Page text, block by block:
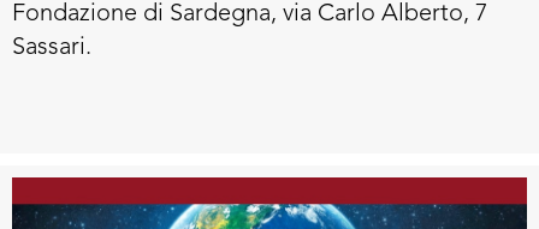
Fondazione di Sardegna, via Carlo Alberto, 7
Sassari.